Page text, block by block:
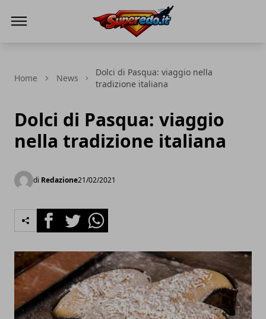
Home News
Dolci di Pasqua: viaggio nella
tradizione italiana
Dolci di Pasqua: viaggio
nella tradizione italiana
di Redazione21/02/2021
FacebookTwitterWhatsapp